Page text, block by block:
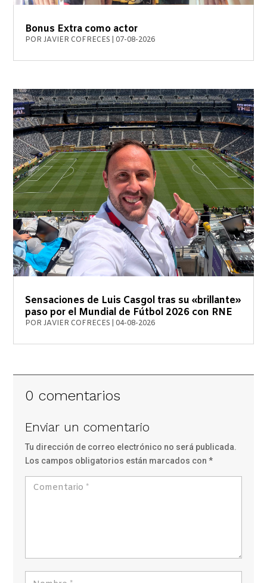
Bonus Extra como actor
PORJAVIER COFRECES 07-08-2026
Sensaciones de Luis Casgol tras su «brillante»
paso por el Mundial de Fútbol 2026 con RNE
PORJAVIER COFRECES 04-08-2026
0 comentarios
Enviar un comentario
Tu dirección de correo electrónico no será publicada.
Los campos obligatorios están marcados con*